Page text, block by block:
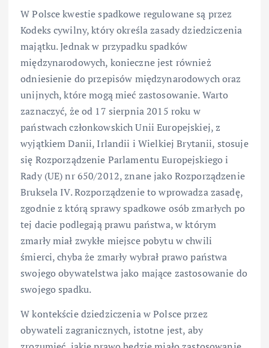
W Polsce kwestie spadkowe regulowane są przez
Kodeks cywilny, który określa zasady dziedziczenia
majątku. Jednak w przypadku spadków
międzynarodowych, konieczne jest również
odniesienie do przepisów międzynarodowych oraz
unijnych, które mogą mieć zastosowanie. Warto
zaznaczyć, że od 17 sierpnia 2015 roku w
państwach członkowskich Unii Europejskiej, z
wyjątkiem Danii, Irlandii i Wielkiej Brytanii, stosuje
się Rozporządzenie Parlamentu Europejskiego i
Rady (UE) nr 650/2012, znane jako Rozporządzenie
Bruksela IV. Rozporządzenie to wprowadza zasadę,
zgodnie z którą sprawy spadkowe osób zmarłych po
tej dacie podlegają prawu państwa, w którym
zmarły miał zwykłe miejsce pobytu w chwili
śmierci, chyba że zmarły wybrał prawo państwa
swojego obywatelstwa jako mające zastosowanie do
swojego spadku.
W kontekście dziedziczenia w Polsce przez
obywateli zagranicznych, istotne jest, aby